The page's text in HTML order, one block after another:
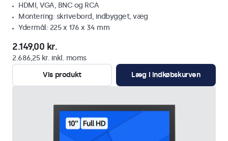
HDMI, VGA, BNC og RCA
Montering: skrivebord, indbygget, væg
Ydermål: 225 x 176 x 34 mm
2.149,00 kr.
2.686,25 kr. inkl. moms
Vis produkt
Læg i indkøbskurven